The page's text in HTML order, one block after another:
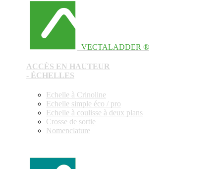
VECTALADDER ®
ACCÈS EN HAUTEUR
- ÉCHELLES
Echelle à Crinoline
Echelle simple éco / pro
Echelle à coulisse à deux plans
Crosse de sortie
Nomenclature